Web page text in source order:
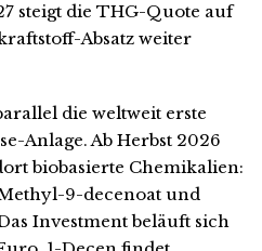
steigt die THG-Quote auf
Absatz weiter
die weltweit erste
Anlage. Ab Herbst 2026
biobasierte Chemikalien:
9-decenoat und
Investment beläuft sich